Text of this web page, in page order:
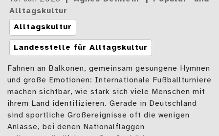
am
Alltagskultur
Tags
Alltagskultur
Landesstelle für Alltagskultur
Fahnen an Balkonen, gemeinsam gesungene Hymnen
und große Emotionen: Internationale Fußballturniere
machen sichtbar, wie stark sich viele Menschen mit
ihrem Land identifizieren. Gerade in Deutschland
sind sportliche Großereignisse oft die wenigen
Anlässe, bei denen Nationalflaggen